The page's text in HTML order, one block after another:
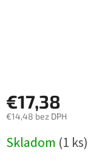
€17,38
€14,48 bez DPH
cena:
Skladom (1 ks)